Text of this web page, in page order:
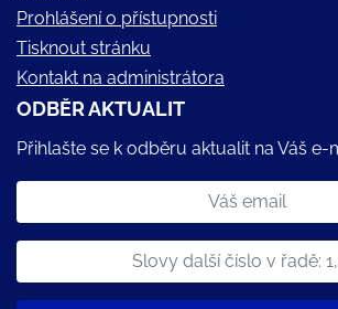
Prohlášení o přístupnosti
Tisknout stránku
Kontakt na administrátora
ODBĚR AKTUALIT
Přihlašte se k odběru aktualit na Váš e-